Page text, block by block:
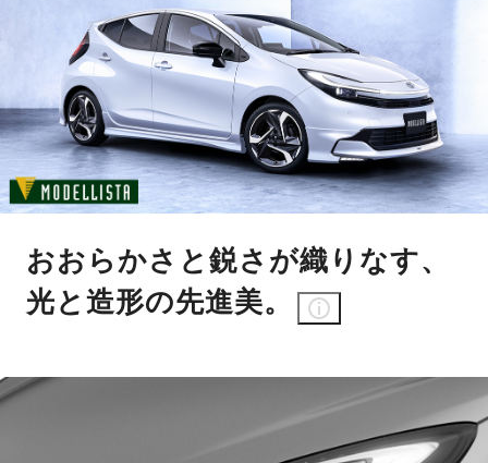
おおらかさと鋭さが織りなす、
光と造形の先進美。